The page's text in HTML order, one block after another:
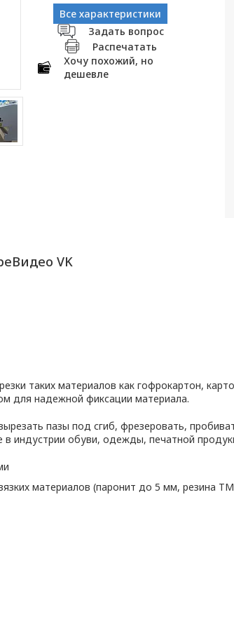
Все характеристики
Задать вопрос
Распечатать
Хочу похожий, но
дешевле
Видео VK
таких материалов как гофрокартон,
для надежной фиксации материала.
пазы под сгиб, фрезеровать,
индустрии обуви, одежды, печатной
материалов (паронит до 5 мм,